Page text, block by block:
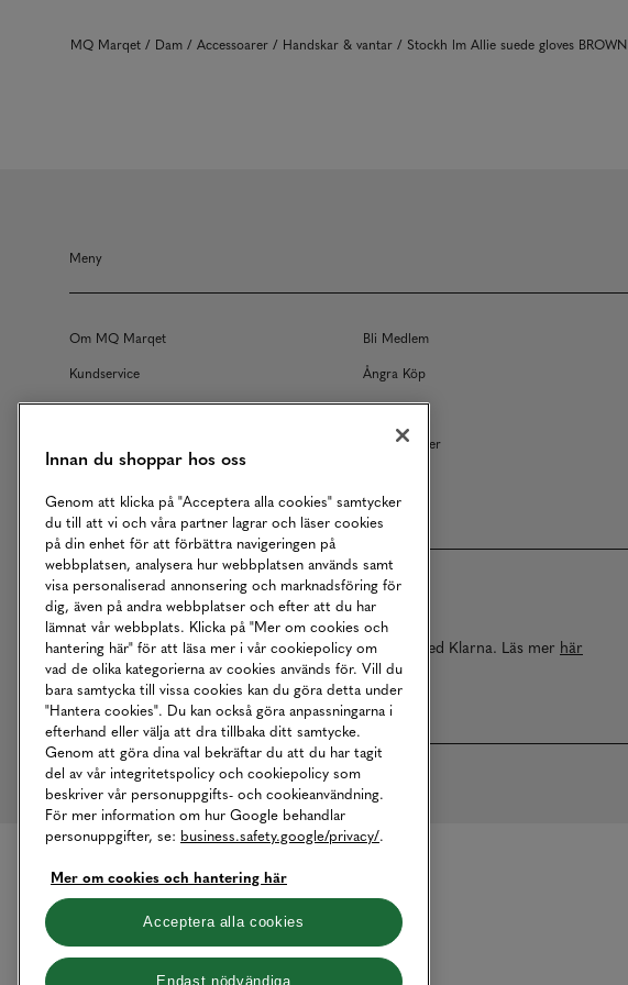
MQ Marqet Dam Accessoarer Handskar & vantar Stockh lm Allie suede gloves BROWN
Meny
Om MQ Marqet Bli Medlem
Kundservice
Ångra Köp
Returer
Köpvillkor
Våra Tjänster
Betalningar online sköts i samarbete med Klarna. Läs mer här
Innan du shoppar hos oss
Genom att klicka på "Acceptera alla cookies" samtycker
du till att vi och våra partner lagrar och läser cookies
på din enhet för att förbättra navigeringen på
webbplatsen, analysera hur webbplatsen används samt
visa personaliserad annonsering och marknadsföring för
dig, även på andra webbplatser och efter att du har
lämnat vår webbplats. Klicka på "Mer om cookies och
hantering här" för att läsa mer i vår cookiepolicy om
vad de olika kategorierna av cookies används för. Vill du
bara samtycka till vissa cookies kan du göra detta under
"Hantera cookies". Du kan också göra anpassningarna i
efterhand eller välja att dra tillbaka ditt samtycke.
Genom att göra dina val bekräftar du att du har tagit
del av vår integritetspolicy och cookiepolicy som
beskriver vår personuppgifts- och cookieanvändning.
För mer information om hur Google behandlar
personuppgifter, se: business.safety.google/privacy/.
Mer om cookies och hantering här
Acceptera alla cookies
Endast nödvändiga